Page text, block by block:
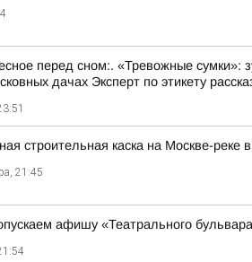
перед сном:. «Тревожные сумки»:
дачах Эксперт по этикету
строительная каска на Москве-реке
21:45
афишу «Театрального